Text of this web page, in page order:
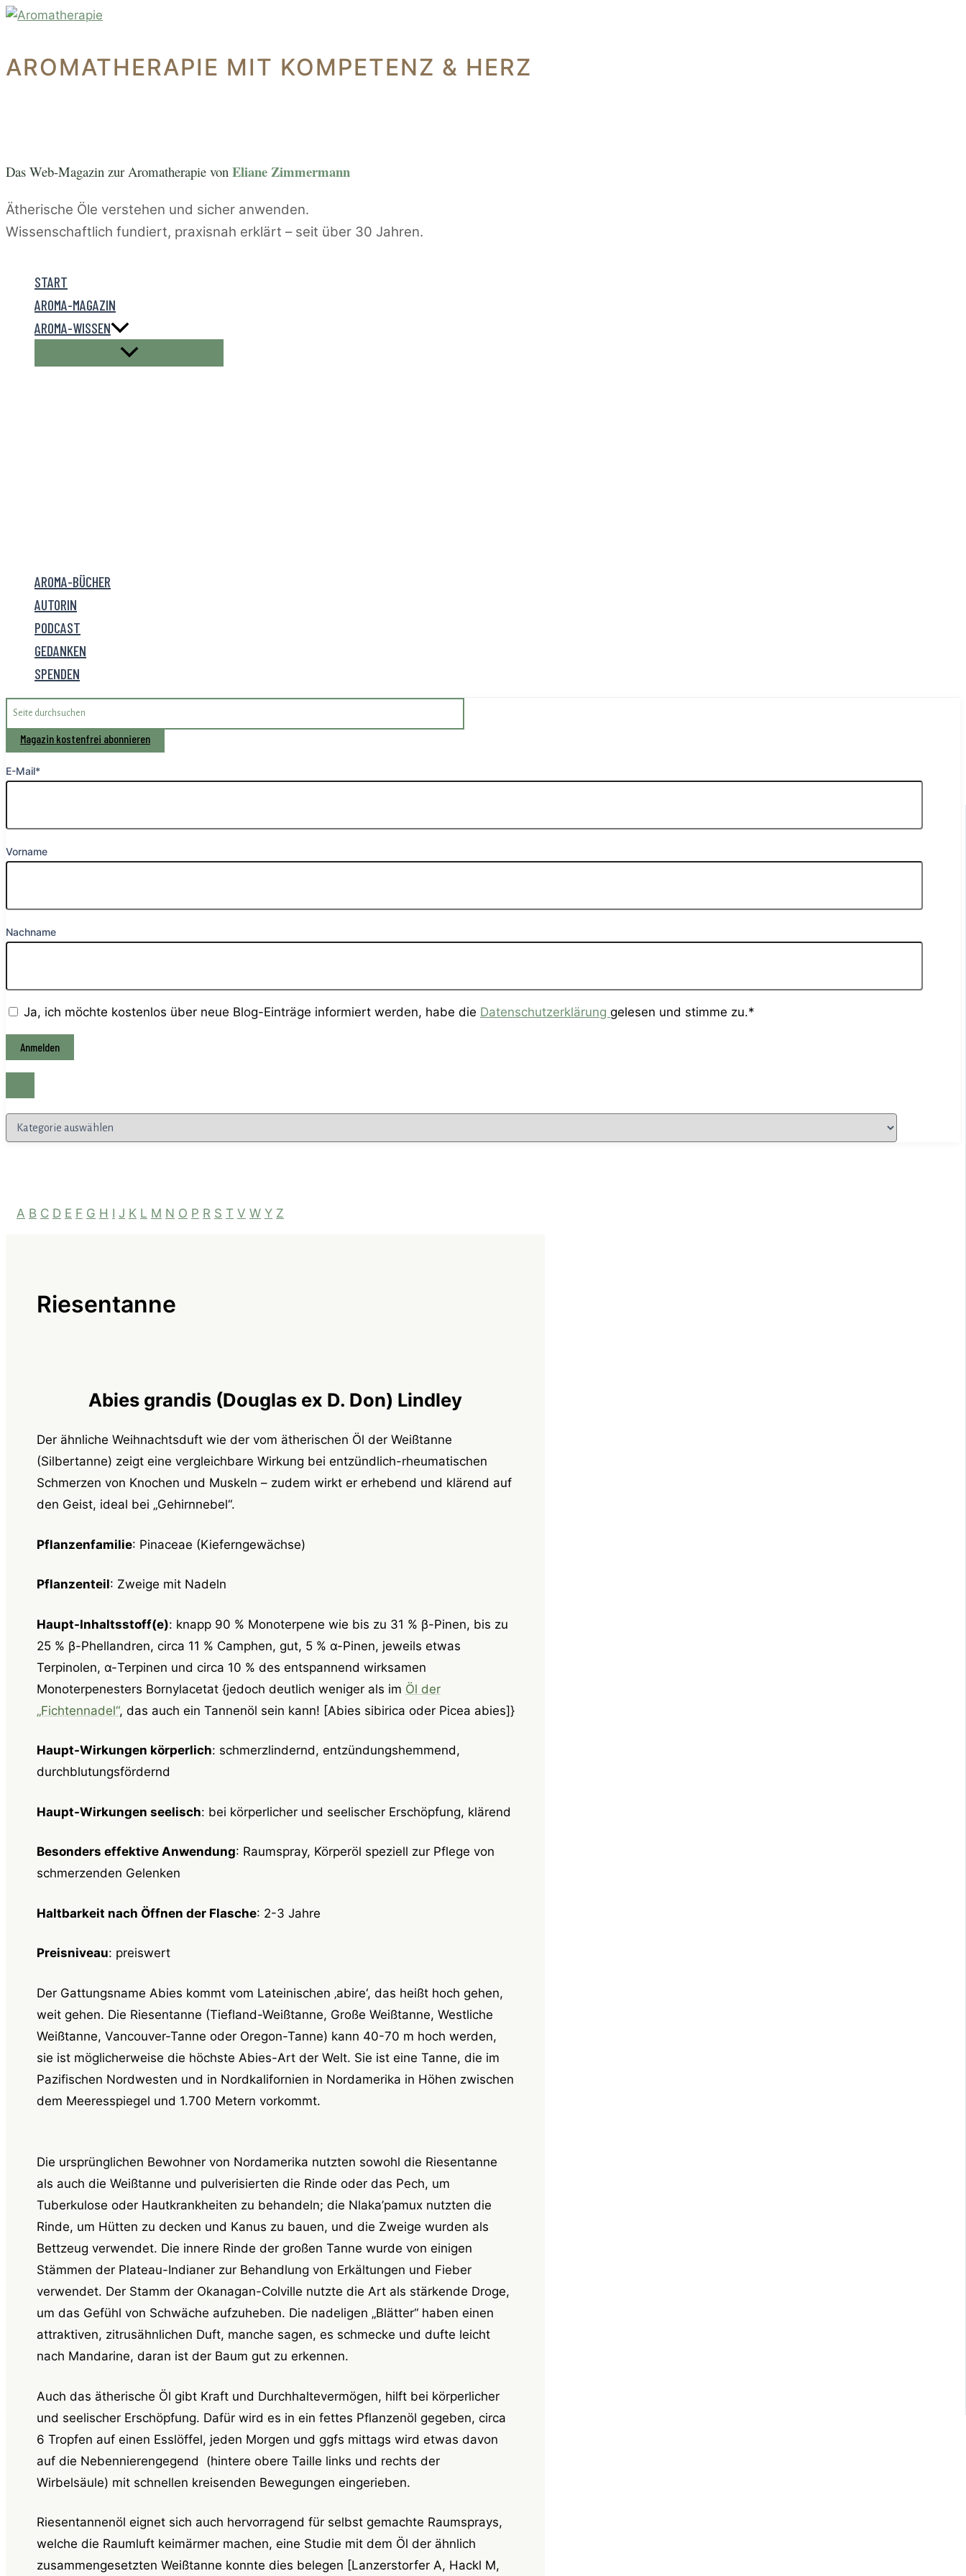
Zum
AROMATHERAPIE MIT KOMPETENZ & HERZ
Das Web-Magazin zur Aromatherapie von Eliane Zimmermann
Ätherische Öle verstehen und sicher anwenden.
Wissenschaftlich fundiert, praxisnah erklärt – seit über 30 Jahren.
START
AROMA-MAGAZIN
AROMA-WISSEN
AROMA-BÜCHER
AUTORIN
PODCAST
GEDANKEN
SPENDEN
Search
for:
Magazin kostenfrei abonnieren
E-Mail*
Vorname
Nachname
Ja, ich möchte kostenlos über neue Blog-Einträge informiert werden, habe die Datenschutzerklärung gelesen und stimme zu.*
Kategorien
A B C D E F G H I J K L M N O P R S T V W Y Z
Riesentanne
Abies grandis (Douglas ex D. Don) Lindley
Der ähnliche Weihnachtsduft wie der vom ätherischen Öl der Weißtanne
(Silbertanne) zeigt eine vergleichbare Wirkung bei entzündlich-rheumatischen
Schmerzen von Knochen und Muskeln – zudem wirkt er erhebend und klärend auf
den Geist, ideal bei „Gehirnnebel“.
Pflanzenfamilie: Pinaceae (Kieferngewächse)
Pflanzenteil: Zweige mit Nadeln
Haupt-Inhaltsstoff(e): knapp 90 % Monoterpene wie bis zu 31 % β-Pinen, bis zu
25 % β-Phellandren, circa 11 % Camphen, gut, 5 % α-Pinen, jeweils etwas
Terpinolen, α-Terpinen und circa 10 % des entspannend wirksamen
Monoterpenesters Bornylacetat {jedoch deutlich weniger als im Öl der
„Fichtennadel“, das auch ein Tannenöl sein kann! [Abies sibirica oder Picea abies]}
Haupt-Wirkungen körperlich: schmerzlindernd, entzündungshemmend,
durchblutungsfördernd
Haupt-Wirkungen seelisch: bei körperlicher und seelischer Erschöpfung, klärend
Besonders effektive Anwendung: Raumspray, Körperöl speziell zur Pflege von
schmerzenden Gelenken
Haltbarkeit nach Öffnen der Flasche: 2-3 Jahre
Preisniveau: preiswert
Der Gattungsname Abies kommt vom Lateinischen ‚abire‘, das heißt hoch gehen,
weit gehen. Die Riesentanne (Tiefland-Weißtanne, Große Weißtanne, Westliche
Weißtanne, Vancouver-Tanne oder Oregon-Tanne) kann 40-70 m hoch werden,
sie ist möglicherweise die höchste Abies-Art der Welt. Sie ist eine Tanne, die im
Pazifischen Nordwesten und in Nordkalifornien in Nordamerika in Höhen zwischen
dem Meeresspiegel und 1.700 Metern vorkommt.
Die ursprünglichen Bewohner von Nordamerika nutzten sowohl die Riesentanne
als auch die Weißtanne und pulverisierten die Rinde oder das Pech, um
Tuberkulose oder Hautkrankheiten zu behandeln; die Nlaka’pamux nutzten die
Rinde, um Hütten zu decken und Kanus zu bauen, und die Zweige wurden als
Bettzeug verwendet. Die innere Rinde der großen Tanne wurde von einigen
Stämmen der Plateau-Indianer zur Behandlung von Erkältungen und Fieber
verwendet. Der Stamm der Okanagan-Colville nutzte die Art als stärkende Droge,
um das Gefühl von Schwäche aufzuheben. Die nadeligen „Blätter“ haben einen
attraktiven, zitrusähnlichen Duft, manche sagen, es schmecke und dufte leicht
nach Mandarine, daran ist der Baum gut zu erkennen.
Auch das ätherische Öl gibt Kraft und Durchhaltevermögen, hilft bei körperlicher
und seelischer Erschöpfung. Dafür wird es in ein fettes Pflanzenöl gegeben, circa
6 Tropfen auf einen Esslöffel, jeden Morgen und ggfs mittags wird etwas davon
auf die Nebennierengegend (hintere obere Taille links und rechts der
Wirbelsäule) mit schnellen kreisenden Bewegungen eingerieben.
Riesentannenöl eignet sich auch hervorragend für selbst gemachte Raumsprays,
welche die Raumluft keimärmer machen, eine Studie mit dem Öl der ähnlich
zusammengesetzten Weißtanne konnte dies belegen [Lanzerstorfer A, Hackl M,